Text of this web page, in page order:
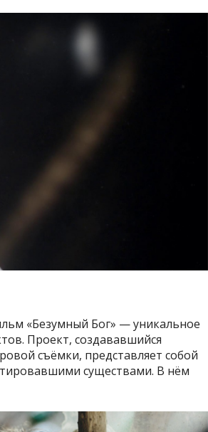
«Безумный Бог» — уникальное
Проект, создававшийся
съёмки, представляет собой
существами. В нём